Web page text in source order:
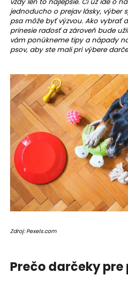
vždy len to najlepšie. Či už ide o
jednoducho o prejav lásky, výber
psa môže byť výzvou. Ako vybrať
prinesie radosť a zároveň bude
vám ponúkneme tipy a nápady
psov, aby ste mali pri výbere
Zdroj: Pexels.com
Prečo darčeky pre
ť
?
O
d
p
o
r
ú
č
a
m
e